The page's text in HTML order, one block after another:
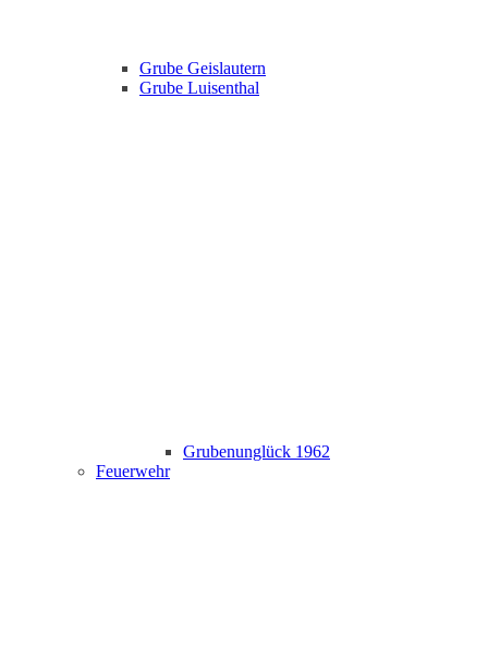
Grube Geislautern
Grube Luisenthal
Grubenunglück 1962
Feuerwehr